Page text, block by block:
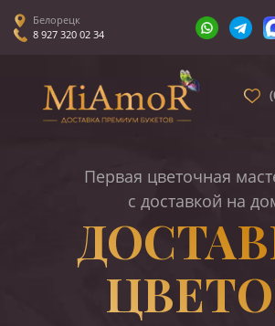
Белорецк
8 927 320 02 34
(
Первая цветочная
с доставкой на